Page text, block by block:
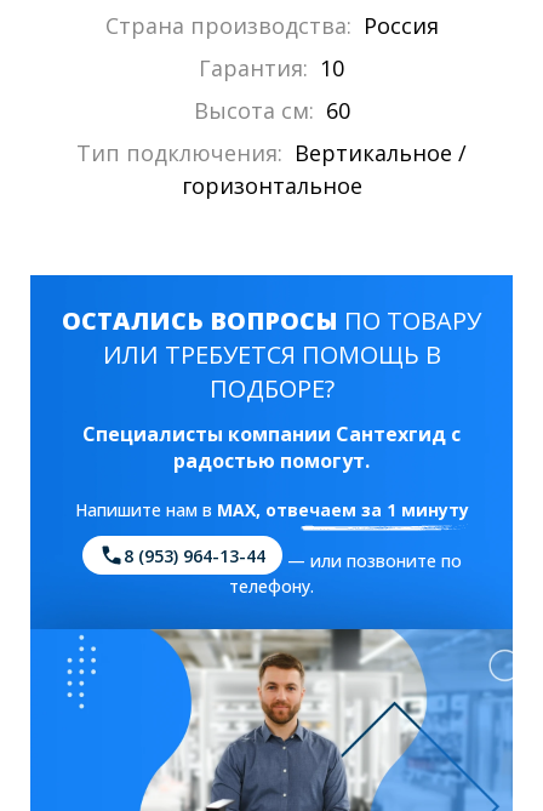
Страна производства: Россия
Гарантия: 10
Высота см: 60
Тип подключения: Вертикальное /
горизонтальное
ОСТАЛИСЬ ВОПРОСЫ ПО ТОВАРУ
ИЛИ ТРЕБУЕТСЯ ПОМОЩЬ В
ПОДБОРЕ?
Специалисты компании Сантехгид с
радостью помогут.
Напишите нам в MAX, отвечаем за 1 минуту
8 (953) 964-13-44
— или позвоните по
телефону.